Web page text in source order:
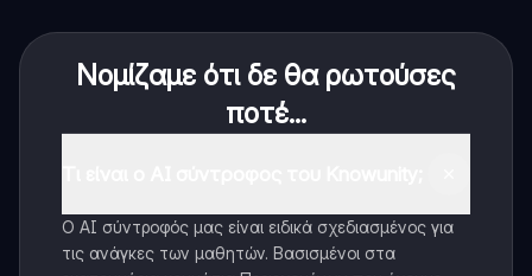
Νομίζαμε ότι δε θα ρωτούσες
ποτέ...
Ο AI σύντροφός μας είναι ειδικά σχεδιασμένος για
τις ανάγκες των μαθητών. Βασισμένοι στα